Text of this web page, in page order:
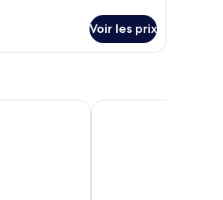
Voir les prix
Oxygen Favie by GHH